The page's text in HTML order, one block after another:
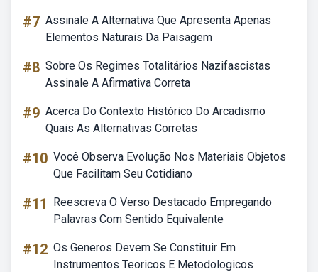
#7 Assinale A Alternativa Que Apresenta Apenas
Elementos Naturais Da Paisagem
#8 Sobre Os Regimes Totalitários Nazifascistas
Assinale A Afirmativa Correta
#9 Acerca Do Contexto Histórico Do Arcadismo
Quais As Alternativas Corretas
#10 Você Observa Evolução Nos Materiais Objetos
Que Facilitam Seu Cotidiano
#11
Reescreva O Verso Destacado Empregando
Palavras Com Sentido Equivalente
#12 Os Generos Devem Se Constituir Em
Instrumentos Teoricos E Metodologicos